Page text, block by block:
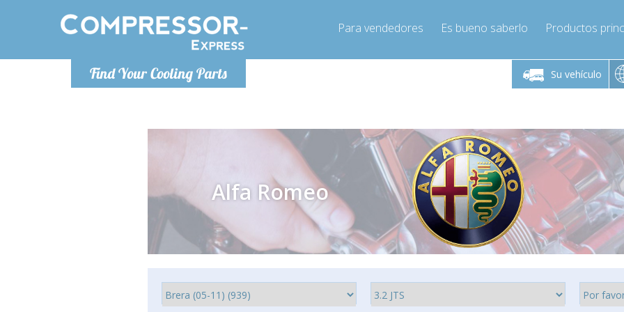
Find Your Cooling Parts
Para vendedores Es bueno saberlo Productos
Su vehículo
De lunes a viernes de 9:00 a De lunes a viernes de 9:00 a
16:00
Info@compressor-express.es
De lunes a
Alfa Romeo